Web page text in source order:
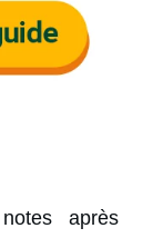
après